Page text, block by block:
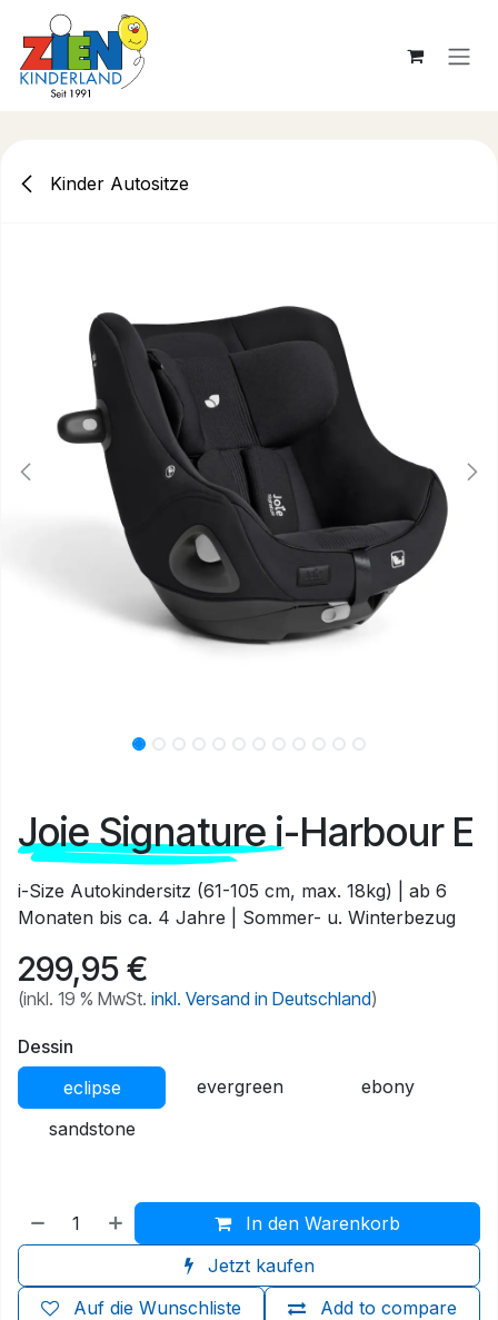
Zum Inhalt springen
Kinder Autositze
Joie Signature i-Harbour E
i-Size Autokindersitz (61-105 cm, max. 18kg) | ab 6
Monaten bis ca. 4 Jahre | Sommer- u. Winterbezug
299,95€
(inkl. 19 % MwSt. inkl. Versand in Deutschland)
Dessin
eclipse
evergreen
ebony
sandstone
In den Warenkorb
Jetzt kaufen
Add to compare
Auf die Wunschliste